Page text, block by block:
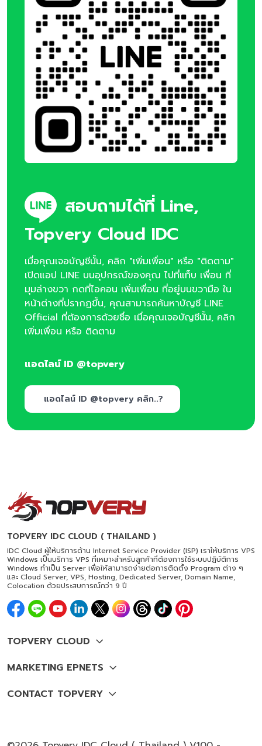
สอบถามได้ที่ Line,
Topvery Cloud IDC
เมื่อคุณเจอบัญชีนั้น, คลิก "เพิ่มเพื่อน" หรือ "ติดตาม"
เปิดแอป LINE บนอุปกรณ์ของคุณ ไปที่แท็บ เพื่อน ที่
มุมล่างขวา กดที่ไอคอน เพิ่มเพื่อน ที่อยู่บนขวามือ ใน
หน้าต่างที่ปรากฏขึ้น, คุณสามารถค้นหาบัญชี LINE
Official ที่ต้องการด้วยชื่อ เมื่อคุณเจอบัญชีนั้น, คลิก
เพิ่มเพื่อน หรือ ติดตาม
แอดไลน์ ID @topvery
แอดไลน์ ID @topvery คลิก..?
TOPVERY IDC CLOUD ( THAILAND )
IDC Cloud ผู้ให้บริการด้าน Internet Service Provider (ISP) เราให้บริการ VPS
Windows เป็นบริการ VPS ที่เหมาะสำหรับลูกค้าที่ต้องการใช้ระบบปฏิบัติการ
Windows ทำเป็น Server เพื่อให้สามารถง่ายต่อการติดตั้ง Program ต่าง ๆ
และ Cloud Server, VPS, Hosting, Dedicated Server, Domain Name,
Colocation ด้วยประสบการณ์กว่า 9 ปี